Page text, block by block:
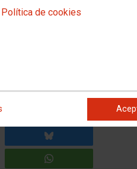
Política de cookies
de las instrucciones de
en la mesa anterior.